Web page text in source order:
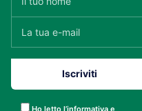
Ho letto l’informativa e